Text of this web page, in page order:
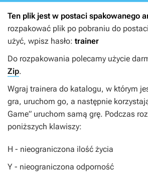
Ten plik jest w postaci spakowanego
rozpakować plik po pobraniu do
użyć, wpisz hasło: trainer
Do rozpakowania polecamy użycie
Zip.
Wgraj trainera do katalogu, w którym
gra, uruchom go, a następnie
Game” uruchom samą grę. Podczas
poniższych klawiszy:
H - nieograniczona ilość życia
Y - nieograniczona odporność